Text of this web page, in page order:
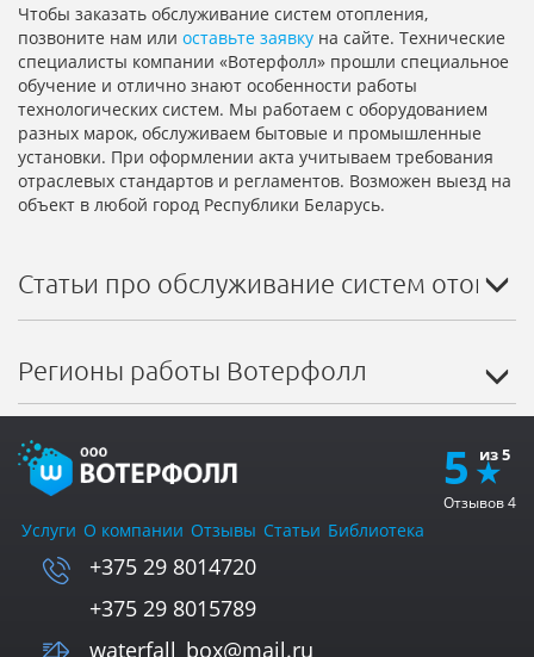
Чтобы заказать обслуживание систем отопления,
позвоните нам или оставьте заявку на сайте. Технические
специалисты компании «Вотерфолл» прошли специальное
обучение и отлично знают особенности работы
технологических систем. Мы работаем с оборудованием
разных марок, обслуживаем бытовые и промышленные
установки. При оформлении акта учитываем требования
отраслевых стандартов и регламентов. Возможен выезд на
объект в любой город Республики Беларусь.
Статьи про обслуживание систем
Регионы работы Вотерфолл
5
Отзывов4
Услуги О компании Отзывы Статьи Библиотека
+375 29 8014720
+375 29 8015789
waterfall_box@mail.ru